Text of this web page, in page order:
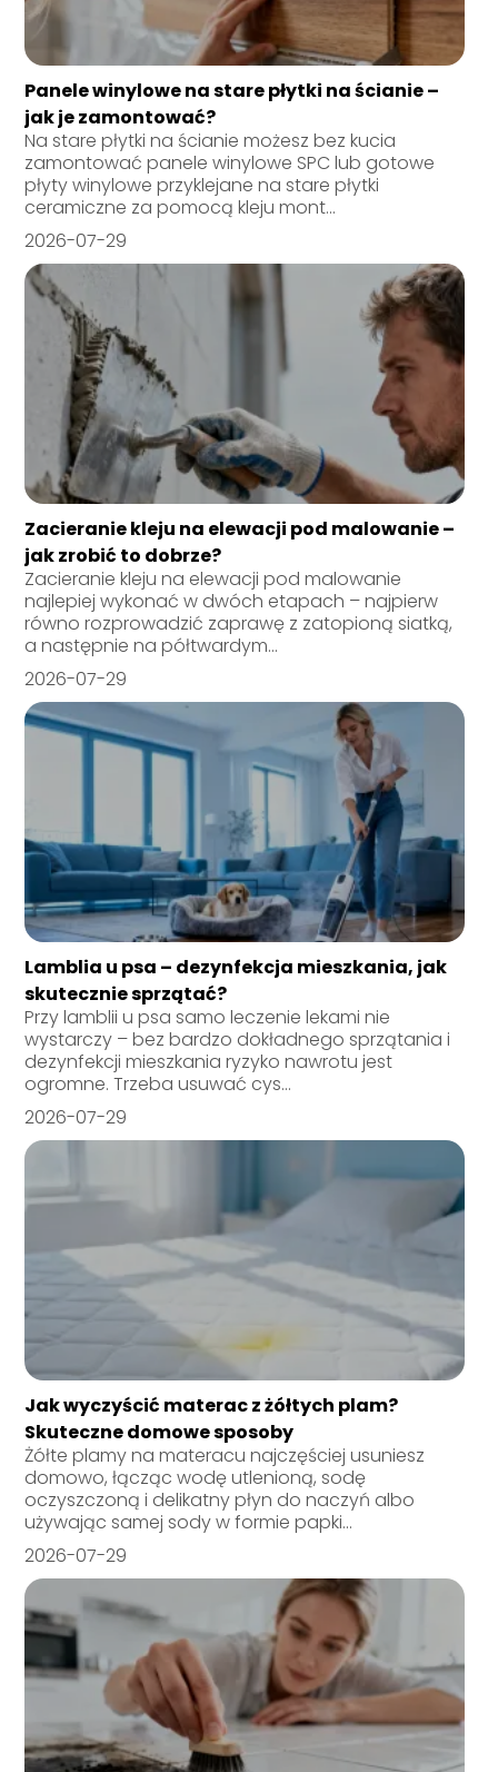
Panele winylowe na stare płytki na ścianie –
jak je zamontować?
Na stare płytki na ścianie możesz bez kucia
zamontować panele winylowe SPC lub gotowe
płyty winylowe przyklejane na stare płytki
ceramiczne za pomocą kleju mont...
2026-07-29
Zacieranie kleju na elewacji pod malowanie –
jak zrobić to dobrze?
Zacieranie kleju na elewacji pod malowanie
najlepiej wykonać w dwóch etapach – najpierw
równo rozprowadzić zaprawę z zatopioną siatką,
a następnie na półtwardym...
2026-07-29
Lamblia u psa – dezynfekcja mieszkania, jak
skutecznie sprzątać?
Przy lamblii u psa samo leczenie lekami nie
wystarczy – bez bardzo dokładnego sprzątania i
dezynfekcji mieszkania ryzyko nawrotu jest
ogromne. Trzeba usuwać cys...
2026-07-29
Jak wyczyścić materac z żółtych plam?
Skuteczne domowe sposoby
Żółte plamy na materacu najczęściej usuniesz
domowo, łącząc wodę utlenioną, sodę
oczyszczoną i delikatny płyn do naczyń albo
używając samej sody w formie papki...
2026-07-29